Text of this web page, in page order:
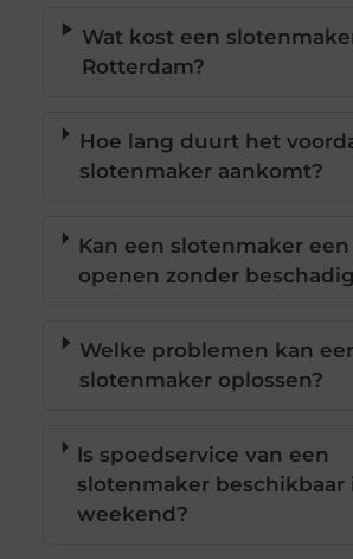
Wat kost een
Rotterdam?
Hoe lang duurt het
slotenmaker aankomt?
Kan een slotenmaker
openen zonder
Welke problemen kan
slotenmaker oplossen?
Is spoedservice van een
slotenmaker beschikbaar
weekend?